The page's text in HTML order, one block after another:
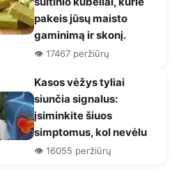
pakeis jūsų maisto
gaminimą ir skonį.
👁️ 17467 peržiūrų
Kasos vėžys tyliai
siunčia signalus:
įsiminkite šiuos
simptomus, kol nevėlu
👁️ 16055 peržiūrų